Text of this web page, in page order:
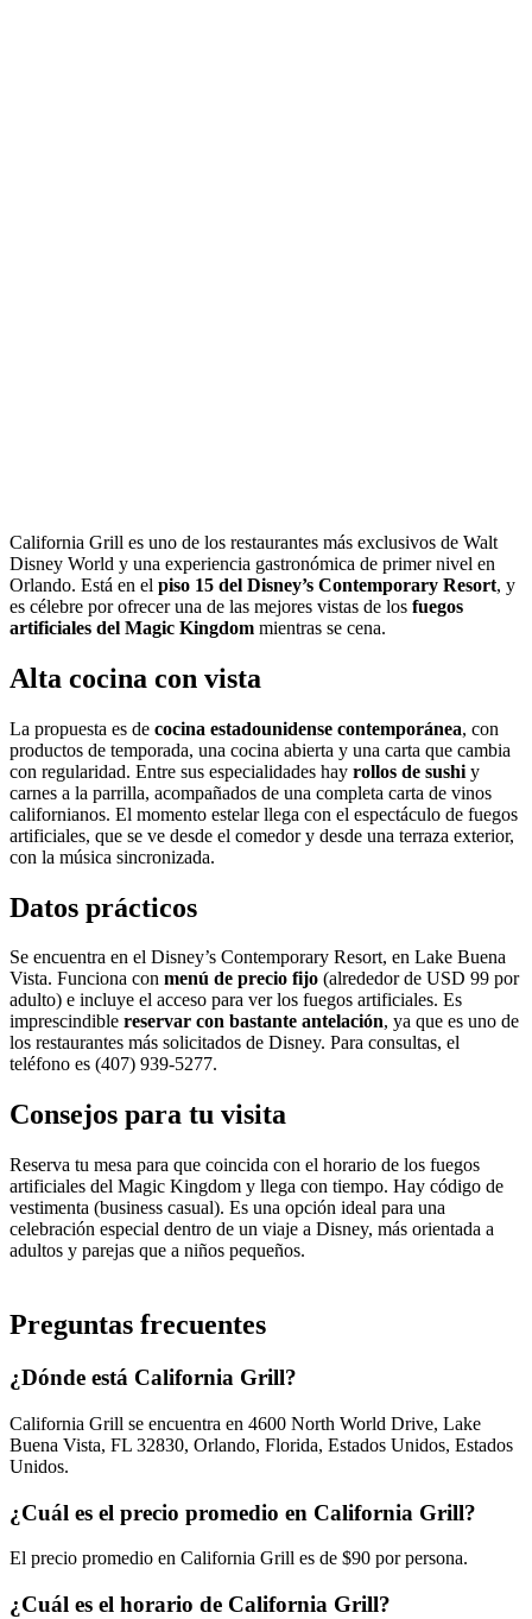
California Grill es uno de los restaurantes más exclusivos de Walt
Disney World y una experiencia gastronómica de primer nivel en
Orlando. Está en el piso 15 del Disney’s Contemporary Resort, y
es célebre por ofrecer una de las mejores vistas de los fuegos
artificiales del Magic Kingdom mientras se cena.
Alta cocina con vista
La propuesta es de cocina estadounidense contemporánea, con
productos de temporada, una cocina abierta y una carta que cambia
con regularidad. Entre sus especialidades hay rollos de sushi y
carnes a la parrilla, acompañados de una completa carta de vinos
californianos. El momento estelar llega con el espectáculo de fuegos
artificiales, que se ve desde el comedor y desde una terraza exterior,
con la música sincronizada.
Datos prácticos
Se encuentra en el Disney’s Contemporary Resort, en Lake Buena
Vista. Funciona con menú de precio fijo (alrededor de USD 99 por
adulto) e incluye el acceso para ver los fuegos artificiales. Es
imprescindible reservar con bastante antelación, ya que es uno de
los restaurantes más solicitados de Disney. Para consultas, el
teléfono es (407) 939-5277.
Consejos para tu visita
Reserva tu mesa para que coincida con el horario de los fuegos
artificiales del Magic Kingdom y llega con tiempo. Hay código de
vestimenta (business casual). Es una opción ideal para una
celebración especial dentro de un viaje a Disney, más orientada a
adultos y parejas que a niños pequeños.
Preguntas frecuentes
¿Dónde está California Grill?
California Grill se encuentra en 4600 North World Drive, Lake
Buena Vista, FL 32830, Orlando, Florida, Estados Unidos, Estados
Unidos.
¿Cuál es el precio promedio en California Grill?
El precio promedio en California Grill es de $90 por persona.
¿Cuál es el horario de California Grill?